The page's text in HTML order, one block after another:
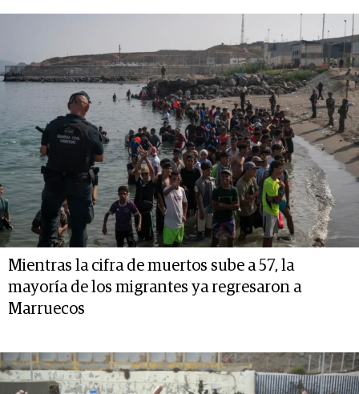
Mientras la cifra de muertos sube a 57, la
mayoría de los migrantes ya regresaron a
Marruecos